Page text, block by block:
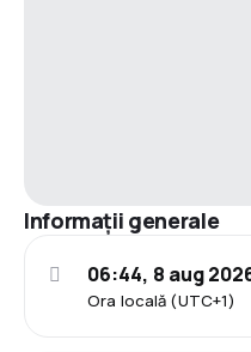
Informații generale
Ora locală (UTC+1)
06:44, 8 aug